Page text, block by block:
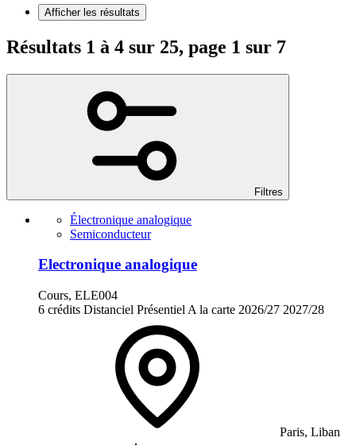
Afficher les résultats
Résultats 1 à 4 sur 25, page 1 sur 7
Filtres
Électronique analogique
Semiconducteur
Electronique analogique
Cours, ELE004
6 crédits Distanciel Présentiel A la carte 2026/27 2027/28
Paris, Liban